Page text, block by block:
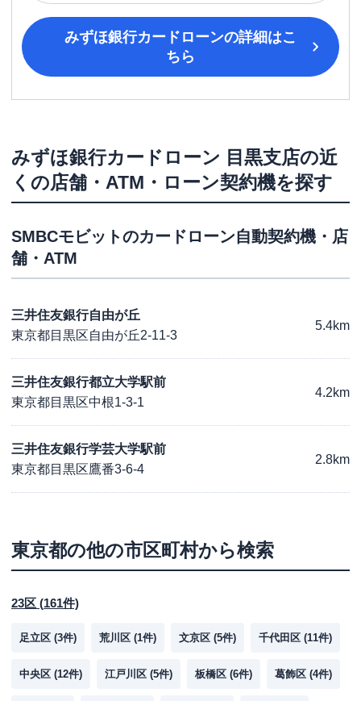
みずほ銀行カードローンの詳細はこ
ちら
みずほ銀行カードローン 目黒支店の近
くの店舗・ATM・ローン契約機を探す
SMBCモビットのカードローン自動契約機・店
舗・ATM
三井住友銀行自由が丘
東京都目黒区自由が丘2-11-3
5.4km
三井住友銀行都立大学駅前
東京都目黒区中根1-3-1
4.2km
三井住友銀行学芸大学駅前
東京都目黒区鷹番3-6-4
2.8km
東京都の他の市区町村から検索
23区 (161件)
足立区 (3件) 荒川区 (1件) 文京区 (5件) 千代田区 (11件)
中央区 (12件) 江戸川区 (5件) 板橋区 (6件) 葛飾区 (4件)